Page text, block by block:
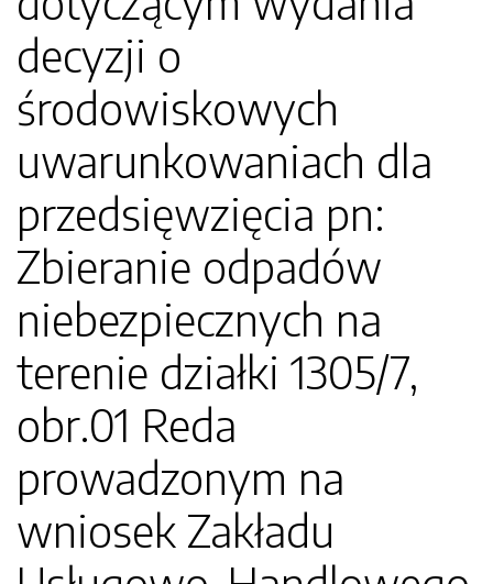
decyzji o
środowiskowych
uwarunkowaniach dla
przedsięwzięcia pn:
Zbieranie odpadów
niebezpiecznych na
terenie działki 1305/7,
obr.01 Reda
prowadzonym na
wniosek Zakładu